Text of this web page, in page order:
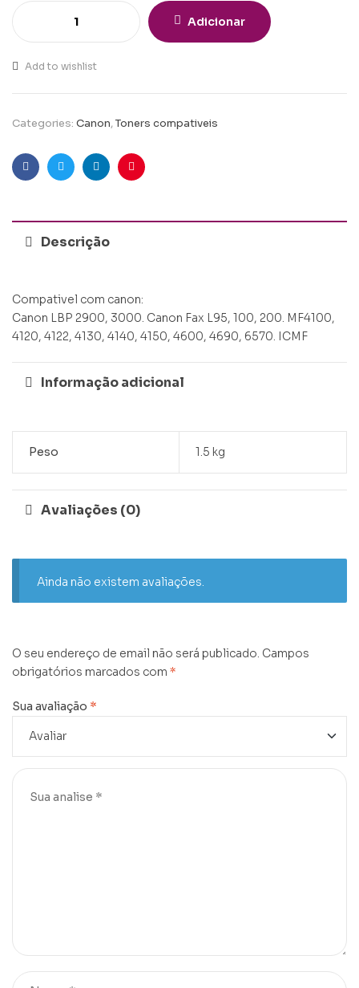
Adicionar
Add to wishlist
Categories: Canon,Toners compativeis
FacebookTwitterLinkedinPinterest
Descrição
Compativel com canon:
Canon LBP 2900, 3000. Canon Fax L95, 100, 200. MF4100,
4120, 4122, 4130, 4140, 4150, 4600, 4690, 6570. ICMF
Informação adicional
Peso 1.5 kg
Avaliações (0)
Ainda não existem avaliações.
O seu endereço de email não será publicado. Campos
obrigatórios marcados com *
Sua avaliação *